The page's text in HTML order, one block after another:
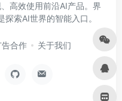
高效使用前沿AI产品。界
索AI世界的智能入口。
告合作 关于我们